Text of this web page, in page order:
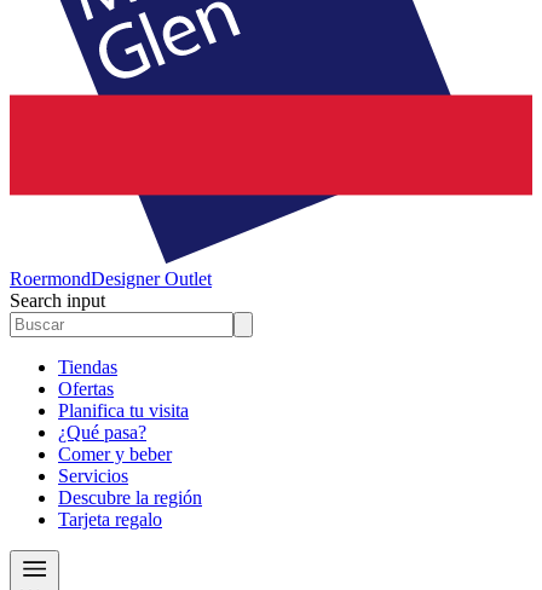
RoermondDesigner Outlet
Search input
Tiendas
Ofertas
Planifica tu visita
¿Qué pasa?
Comer y beber
Servicios
Descubre la región
Tarjeta regalo